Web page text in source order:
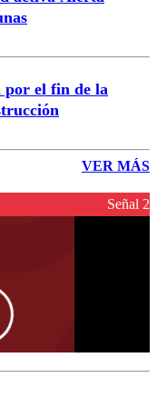
por el fin de la
VER MÁS
Señal 2